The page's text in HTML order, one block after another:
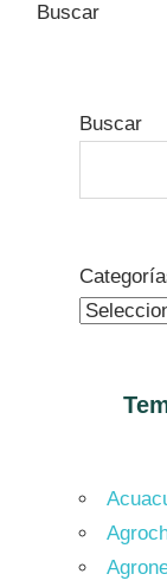
Buscar
Buscar